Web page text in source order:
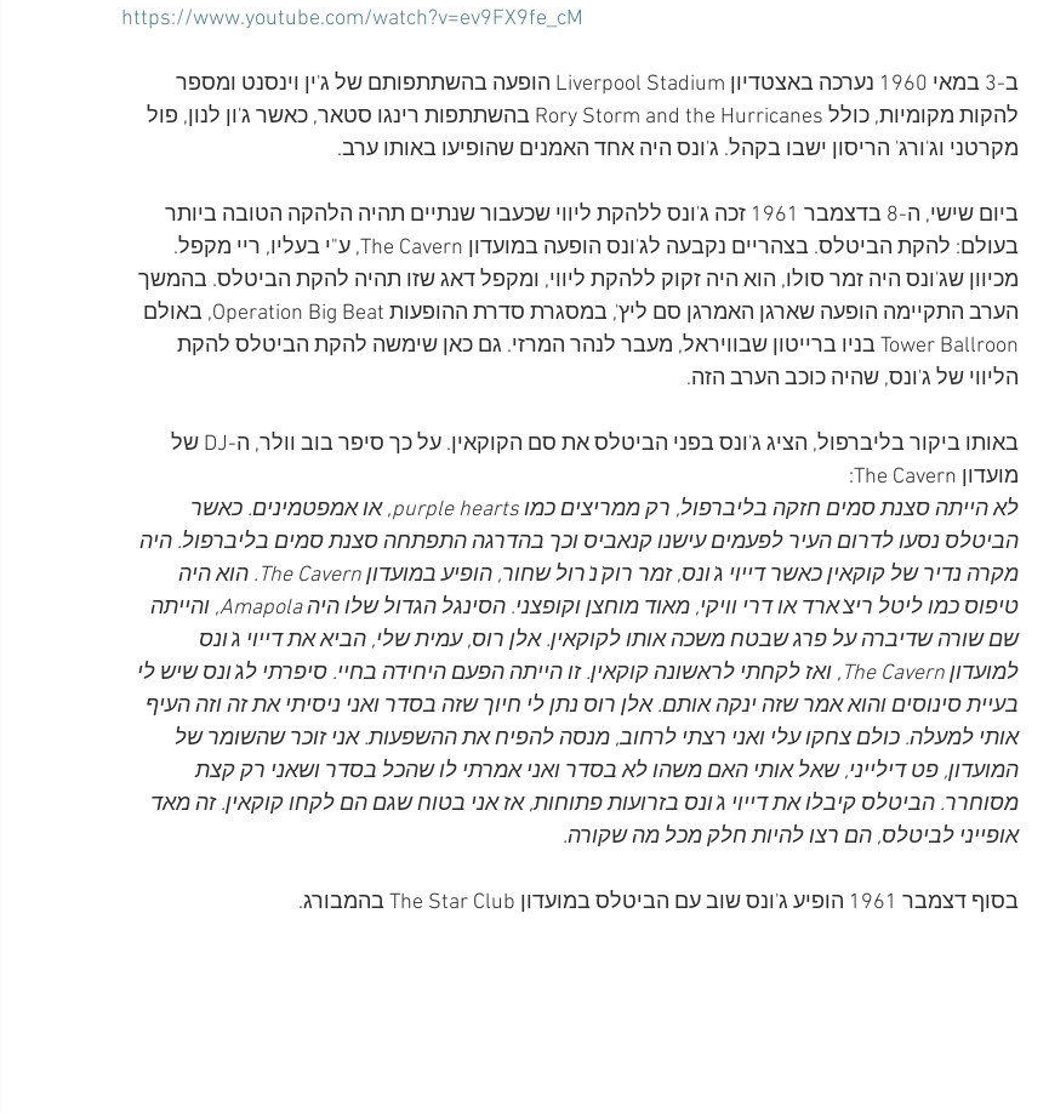
https://www.youtube.com/watch?v=ev9FX9fe_cM
ב-3 במאי 1960 נערכה באצטדיון Liverpool Stadium הופעה בהשתתפותם של ג'ין וינסנט ומספר
להקות מקומיות, כולל Rory Storm and the Hurricanes בהשתתפות רינגו סטאר, כאשר ג'ון לנון, פול
מקרטני וג'ורג' הריסון ישבו בקהל. ג'ונס היה אחד האמנים שהופיעו באותו ערב.
ביום שישי, ה-8 בדצמבר 1961 זכה ג'ונס ללהקת ליווי שכעבור שנתיים תהיה הלהקה הטובה ביותר
בעולם: להקת הביטלס. בצהריים נקבעה לג'ונס הופעה במועדון The Cavern, ע"י בעליו, ריי מקפל.
מכיוון שג'ונס היה זמר סולו, הוא היה זקוק ללהקת ליווי, ומקפל דאג שזו תהיה להקת הביטלס. בהמשך
הערב התקיימה הופעה שארגן האמרגן סם ליץ', במסגרת סדרת ההופעות Operation Big Beat, באולם
Tower Ballroon בניו ברייטון שבוויראל, מעבר לנהר המרזי. גם כאן שימשה להקת הביטלס להקת
הליווי של ג'ונס, שהיה כוכב הערב הזה.
באותו ביקור בליברפול, הציג ג'ונס בפני הביטלס את סם הקוקאין. על כך סיפר בוב וולר, ה-DJ של
מועדון The Cavern:
לא הייתה סצנת סמים חזקה בליברפול, רק ממריצים כמו purple hearts, או אמפטמינים. כאשר
הביטלס נסעו לדרום העיר לפעמים עישנו קנאביס וכך בהדרגה התפתחה סצנת סמים בליברפול. היה
מקרה נדיר של קוקאין כאשר דייוי ג'ונס, זמר רוק'נ'רול שחור, הופיע במועדון The Cavern. הוא היה
טיפוס כמו ליטל ריצ'ארד או דרי וויקי, מאוד מוחצן וקופצני. הסינגל הגדול שלו היה Amapola, והייתה
שם שורה שדיברה על פרג שבטח משכה אותו לקוקאין. אלן רוס, עמית שלי, הביא את דייוי ג'ונס
למועדון The Cavern, ואז לקחתי לראשונה קוקאין. זו הייתה הפעם היחידה בחיי. סיפרתי לג'ונס שיש לי
בעיית סינוסים והוא אמר שזה ינקה אותם. אלן רוס נתן לי חיוך שזה בסדר ואני ניסיתי את זה וזה העיף
אותי למעלה. כולם צחקו עלי ואני רצתי לרחוב, מנסה להפיח את ההשפעות. אני זוכר שהשומר של
המועדון, פט דילייני, שאל אותי האם משהו לא בסדר ואני אמרתי לו שהכל בסדר ושאני רק קצת
מסוחרר. הביטלס קיבלו את דייוי ג'ונס בזרועות פתוחות, אז אני בטוח שגם הם לקחו קוקאין. זה מאד
אופייני לביטלס, הם רצו להיות חלק מכל מה שקורה.
בסוף דצמבר 1961 הופיע ג'ונס שוב עם הביטלס במועדון The Star Club בהמבורג.